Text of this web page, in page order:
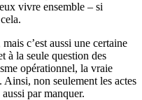
vivre ensemble – si
c’est aussi une certaine
à la seule question des
opérationnel, la vraie
Ainsi, non seulement les actes
par manquer.